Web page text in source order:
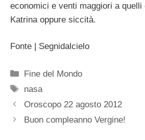
economici e venti maggiori a quelli
Katrina oppure siccità.
Fonte | Segnidalcielo
Categorie
Fine del Mondo
Tag
nasa
Oroscopo 22 agosto 2012
Buon compleanno Vergine!